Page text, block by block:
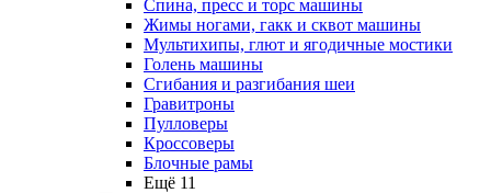
Спина, пресс и торс машины
Жимы ногами, гакк и сквот машины
Мультихипы, глют и ягодичные мостики
Голень машины
Сгибания и разгибания шеи
Гравитроны
Пулловеры
Кроссоверы
Блочные рамы
Ещё 11